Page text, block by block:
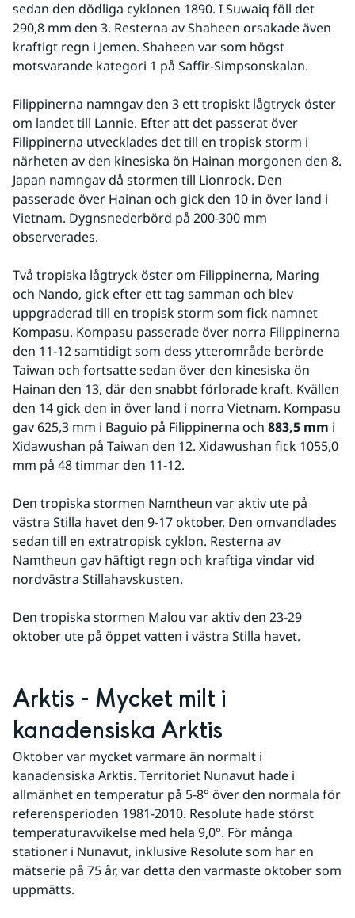
sedan den dödliga cyklonen 1890. I Suwaiq föll det
290,8 mm den 3. Resterna av Shaheen orsakade även
kraftigt regn i Jemen. Shaheen var som högst
motsvarande kategori 1 på Saffir-Simpsonskalan.
Filippinerna namngav den 3 ett tropiskt lågtryck öster
om landet till Lannie. Efter att det passerat över
Filippinerna utvecklades det till en tropisk storm i
närheten av den kinesiska ön Hainan morgonen den 8.
Japan namngav då stormen till Lionrock. Den
passerade över Hainan och gick den 10 in över land i
Vietnam. Dygnsnederbörd på 200-300 mm
observerades.
Två tropiska lågtryck öster om Filippinerna, Maring
och Nando, gick efter ett tag samman och blev
uppgraderad till en tropisk storm som fick namnet
Kompasu. Kompasu passerade över norra Filippinerna
den 11-12 samtidigt som dess ytterområde berörde
Taiwan och fortsatte sedan över den kinesiska ön
Hainan den 13, där den snabbt förlorade kraft. Kvällen
den 14 gick den in över land i norra Vietnam. Kompasu
gav 625,3 mm i Baguio på Filippinerna och 883,5 mm i
Xidawushan på Taiwan den 12. Xidawushan fick 1055,0
mm på 48 timmar den 11-12.
Den tropiska stormen Namtheun var aktiv ute på
västra Stilla havet den 9-17 oktober. Den omvandlades
sedan till en extratropisk cyklon. Resterna av
Namtheun gav häftigt regn och kraftiga vindar vid
nordvästra Stillahavskusten.
Den tropiska stormen Malou var aktiv den 23-29
oktober ute på öppet vatten i västra Stilla havet.
Arktis - Mycket milt i
kanadensiska Arktis
Oktober var mycket varmare än normalt i
kanadensiska Arktis. Territoriet Nunavut hade i
allmänhet en temperatur på 5-8° över den normala för
referensperioden 1981-2010. Resolute hade störst
temperaturavvikelse med hela 9,0°. För många
stationer i Nunavut, inklusive Resolute som har en
mätserie på 75 år, var detta den varmaste oktober som
uppmätts.